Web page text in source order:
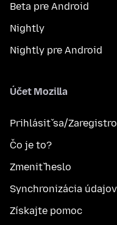
Beta pre Android
Nightly
Nightly pre Android
Účet Mozilla
Prihlásiť sa/
Čo je to?
Zmeniť heslo
Synchronizácia údajov
Získajte pomoc